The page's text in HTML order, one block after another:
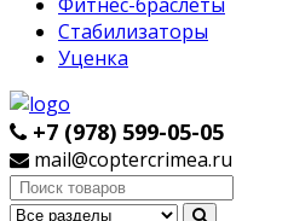
Стабилизаторы
Уценка
+7 (978) 599-05-05
mail@coptercrimea.ru
Поиск: